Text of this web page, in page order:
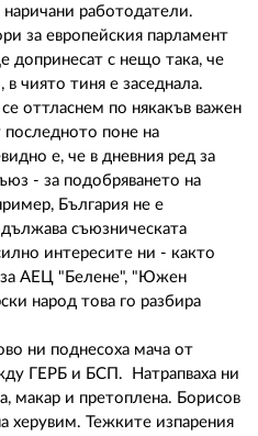
работодатели.
за европейския парламент
допринесат с нещо така, че
чиято тиня е заседнала.
оттласнем по някакъв важен
поне на
е, че в дневния ред за
- за подобряването на
България не е
съюзническата
интересите ни - както
АЕЦ "Белене", "Южен
народ това го разбира
ни поднесоха мача от
ГЕРБ и БСП. Натрапваха ни
макар и претоплена. Борисов
херувим. Тежките изпарения